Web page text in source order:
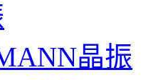
晶振